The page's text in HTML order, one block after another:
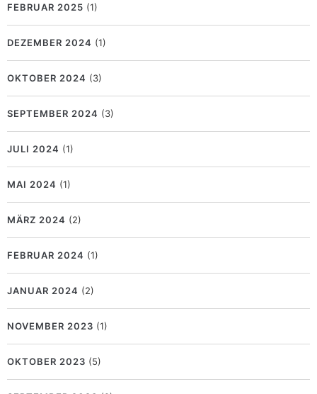
FEBRUAR 2025 (1)
DEZEMBER 2024 (1)
OKTOBER 2024 (3)
SEPTEMBER 2024 (3)
JULI 2024 (1)
MAI 2024 (1)
MÄRZ 2024 (2)
FEBRUAR 2024 (1)
JANUAR 2024 (2)
NOVEMBER 2023 (1)
OKTOBER 2023 (5)